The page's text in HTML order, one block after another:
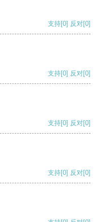
支持[0] 反对[0]
支持[0] 反对[0]
支持[0] 反对[0]
支持[0] 反对[0]